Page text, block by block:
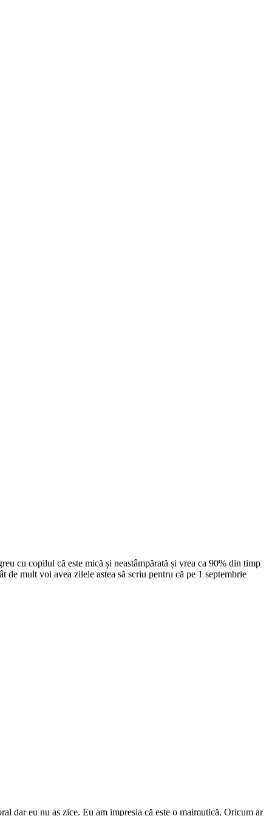
cu copilul că este mică și neastâmpărată și vrea ca 90% din timp
de mult voi avea zilele astea să scriu pentru că pe 1 septembrie
dar eu nu aș zice. Eu am impresia că este o maimuțică. Oricum ar